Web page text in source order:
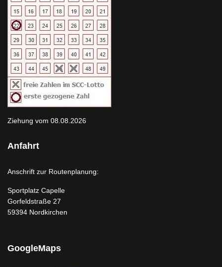
Ziehung vom 08.08.2026
Anfahrt
Anschrift zur Routenplanung:
Sportplatz Capelle
Gorfeldstraße 27
59394 Nordkirchen
GoogleMaps